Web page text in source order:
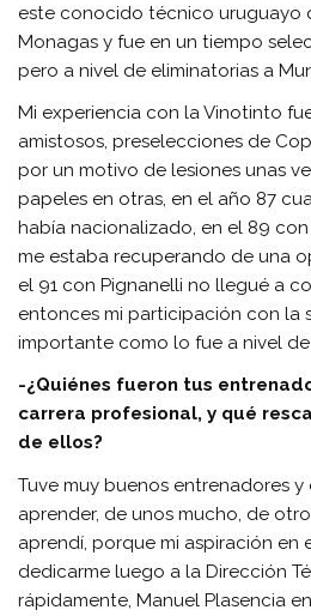
este conocido técnico uruguayo
Monagas y fue en un tiempo
pero a nivel de eliminatorias a
Mi experiencia con la Vinotinto
amistosos, preselecciones de
por un motivo de lesiones unas
papeles en otras, en el año 87
había nacionalizado, en el 89
me estaba recuperando de una
el 91 con Pignanelli no llegué a
entonces mi participación con la
importante como lo fue a nivel
-¿Quiénes fueron tus
carrera profesional, y qué
de ellos?
Tuve muy buenos entrenadores
aprender, de unos mucho, de
aprendí, porque mi aspiración en
dedicarme luego a la Dirección
rápidamente, Manuel Plasencia